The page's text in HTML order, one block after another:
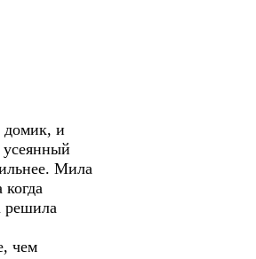
домик, и
Мила
решила
чем